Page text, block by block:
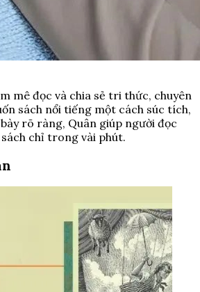
mê đọc và chia sẻ tri thức, chuyên
sách nổi tiếng một cách súc tích,
rõ ràng, Quân giúp người đọc
chỉ trong vài phút.